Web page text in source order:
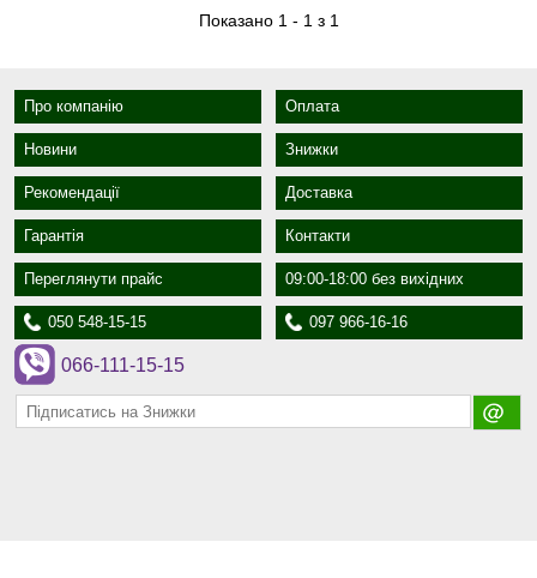
Показано 1 - 1 з 1
Про компанію Оплата
Новини Знижки
Рекомендації Доставка
Гарантія Контакти
Переглянути прайс 09:00-18:00 без вихідних
050 548-15-15 097 966-16-16
066-111-15-15